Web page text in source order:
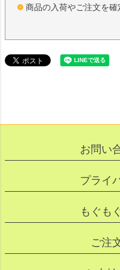
商品の入荷やご注文を確
お問い
プライ
もぐも
ご注